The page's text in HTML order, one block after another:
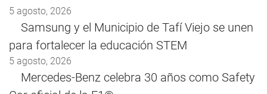
5 agosto, 2026
Samsung y el Municipio de Tafí Viejo se unen
para fortalecer la educación STEM
5 agosto, 2026
Mercedes-Benz celebra 30 años como Safety